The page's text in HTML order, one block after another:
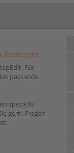
Einsteiger
Für
passende
spezielle
gern. Fragen
.